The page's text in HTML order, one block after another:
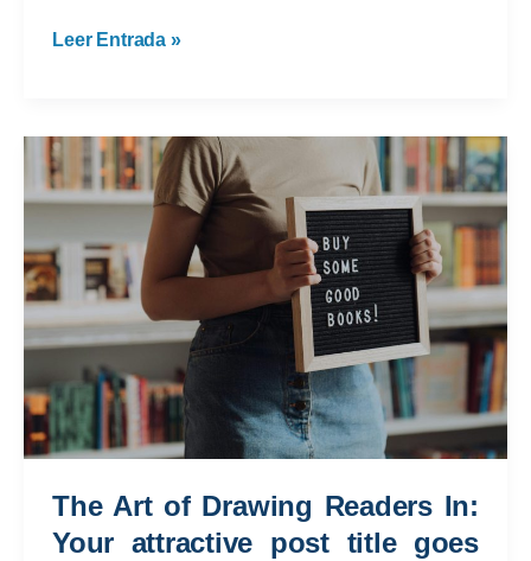
Tu
para
prevenir
caídas
Leer Entrada »
The Art of Drawing Readers In:
Your attractive post title goes